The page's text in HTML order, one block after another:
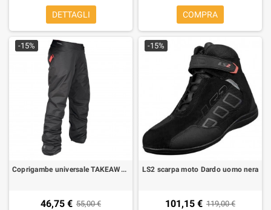
DETTAGLI COMPRA
-15%
Coprigambe universale TAKEAWAY Tucano Urbano da indossare
46,75 € 55,00 €
-15%
LS2 scarpa moto Dardo uomo nera
101,15 € 119,00 €